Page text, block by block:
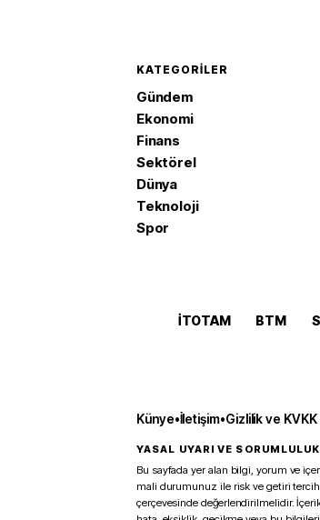
KATEGORILER
Gündem
Ekonomi
Finans
Sektörel
Dünya
Teknoloji
Spor
İTOTAM BTM
Künye•İletişim•Gizlilik ve KVKK
YASAL UYARI VE
Bu sayfada yer alan bilgi, yorum ve
mali durumunuz ile risk ve getiri
çerçevesinde değerlendirilmelidir.